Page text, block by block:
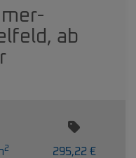
ab
2 295,22 €